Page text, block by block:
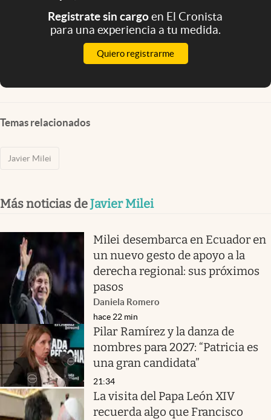
Registrate sin cargoen El Cronista
para una experiencia a tu medida.
Quiero registrarme
Temas relacionados
Javier Milei
Más noticias deJavier Milei
Milei desembarca en Ecuador en
un nuevo gesto de apoyo a la
derecha regional: sus próximos
pasos
Daniela Romero
hace 22 min
Pilar Ramírez y la danza de
nombres para 2027: “Patricia es
una gran candidata”
21:34
La visita del Papa León XIV
recuerda algo que Francisco